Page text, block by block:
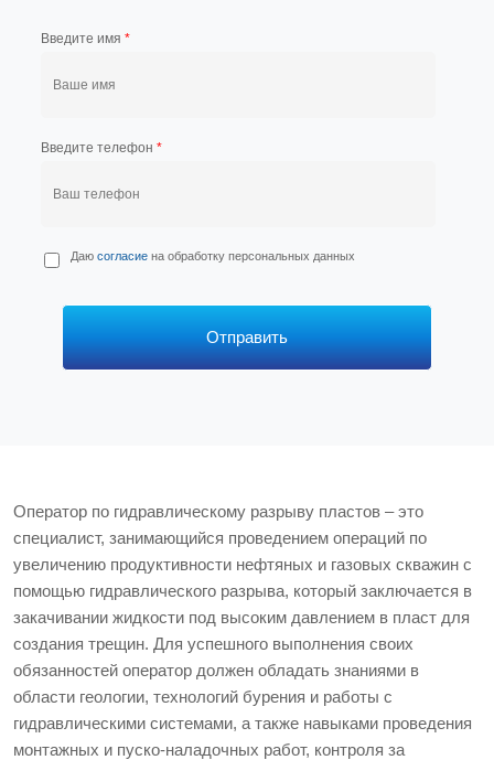
Введите имя *
Введите телефон *
П
е
Даю согласиена обработку персональных данных
Отправить
Оператор по гидравлическому разрыву пластов – это
специалист, занимающийся проведением операций по
увеличению продуктивности нефтяных и газовых скважин с
помощью гидравлического разрыва, который заключается в
закачивании жидкости под высоким давлением в пласт для
создания трещин. Для успешного выполнения своих
обязанностей оператор должен обладать знаниями в
области геологии, технологий бурения и работы с
гидравлическими системами, а также навыками проведения
монтажных и пуско-наладочных работ, контроля за